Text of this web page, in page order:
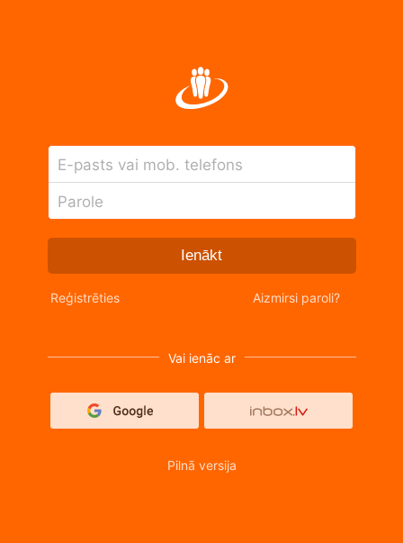
E-pasts vai mob. telefons
Parole
Ienākt
Reģistrēties Aizmirsi paroli?
Vai ienāc ar
Pilnā versija